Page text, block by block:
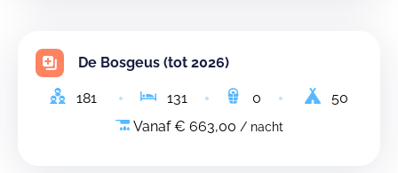
De Bosgeus (tot 2026)
181 131 0
50
Vanaf € 663,00 / nacht